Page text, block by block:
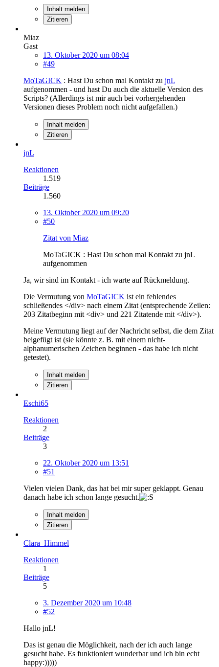
Inhalt melden
Zitieren
Miaz
Gast
13. Oktober 2020 um 08:04
#49
MoTaGICK : Hast Du schon mal Kontakt zu jnL
aufgenommen - und hast Du auch die aktuelle Version des
Scripts? (Allerdings ist mir auch bei vorhergehenden
Versionen dieses Problem noch nicht aufgefallen.)
Inhalt melden
Zitieren
jnL
Reaktionen
1.519
Beiträge
1.560
13. Oktober 2020 um 09:20
#50
Zitat von Miaz
MoTaGICK : Hast Du schon mal Kontakt zu jnL
aufgenommen
Ja, wir sind im Kontakt - ich warte auf Rückmeldung.
Die Vermutung von MoTaGICK ist ein fehlendes
schließendes </div> nach einem Zitat (entsprechende Zeilen:
203 Zitatbeginn mit <div> und 221 Zitatende mit </div>).
Meine Vermutung liegt auf der Nachricht selbst, die dem Zitat
beigefügt ist (sie könnte z. B. mit einem nicht-
alphanumerischen Zeichen beginnen - das habe ich nicht
getestet).
Inhalt melden
Zitieren
Eschi65
Reaktionen
2
Beiträge
3
22. Oktober 2020 um 13:51
#51
Vielen vielen Dank, das hat bei mir super geklappt. Genau
danach habe ich schon lange gesucht.
Inhalt melden
Zitieren
Clara_Himmel
Reaktionen
1
Beiträge
5
3. Dezember 2020 um 10:48
#52
Hallo jnL!
Das ist genau die Möglichkeit, nach der ich auch lange
gesucht habe. Es funktioniert wunderbar und ich bin echt
happy:)))))